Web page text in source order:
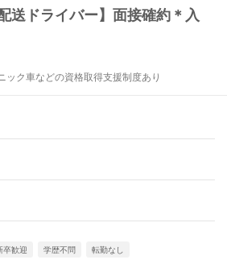
送ドライバー】面接確約＊入
ック車などの資格取得支援制度あり
卒歓迎 学歴不問 転勤なし